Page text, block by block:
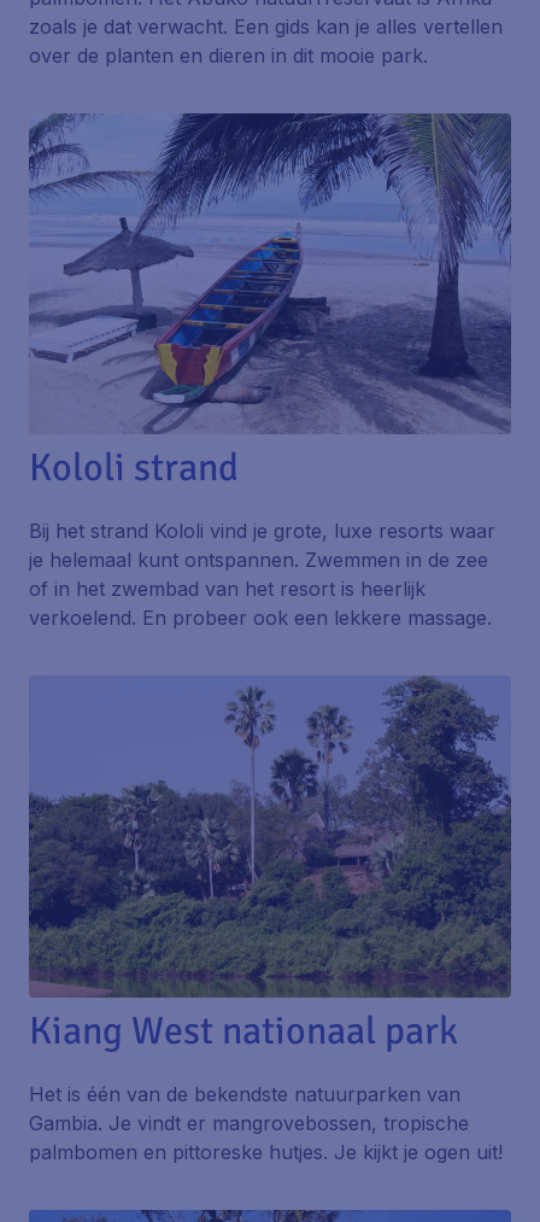
zoals je dat verwacht. Een gids kan je alles vertellen
over de planten en dieren in dit mooie park.
Kololi strand
Bij het strand Kololi vind je grote, luxe resorts waar
je helemaal kunt ontspannen. Zwemmen in de zee
of in het zwembad van het resort is heerlijk
verkoelend. En probeer ook een lekkere massage.
Kiang West nationaal park
Het is één van de bekendste natuurparken van
Gambia. Je vindt er mangrovebossen, tropische
palmbomen en pittoreske hutjes. Je kijkt je ogen uit!